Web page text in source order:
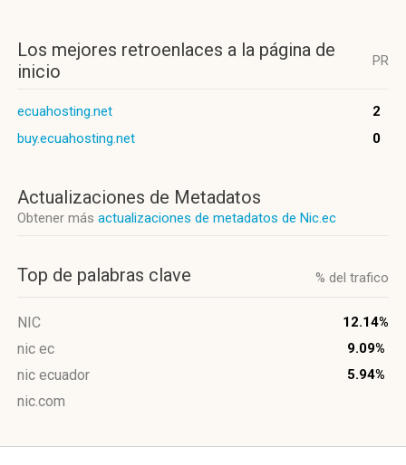
Los mejores retroenlaces a la página de
inicio
PR
ecuahosting.net
2
buy.ecuahosting.net
0
Actualizaciones de Metadatos
Obtener más actualizaciones de metadatos de Nic.ec
Top de palabras clave % del trafico
NIC 12.14%
nic ec 9.09%
nic ecuador 5.94%
nic.com